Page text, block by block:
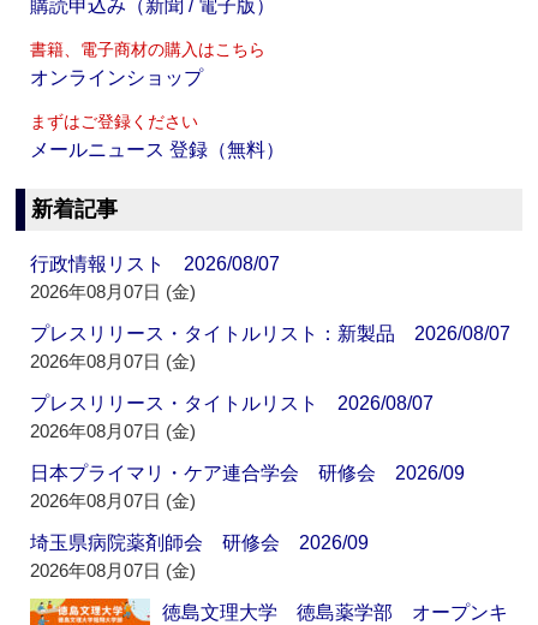
購読申込み（新聞 / 電子版）
書籍、電子商材の購入はこちら
オンラインショップ
まずはご登録ください
メールニュース 登録（無料）
新着記事
行政情報リスト 2026/08/07
2026年08月07日 (金)
プレスリリース・タイトルリスト：新製品 2026/08/07
2026年08月07日 (金)
プレスリリース・タイトルリスト 2026/08/07
2026年08月07日 (金)
日本プライマリ・ケア連合学会 研修会 2026/09
2026年08月07日 (金)
埼玉県病院薬剤師会 研修会 2026/09
2026年08月07日 (金)
徳島文理大学 徳島薬学部 オープンキ